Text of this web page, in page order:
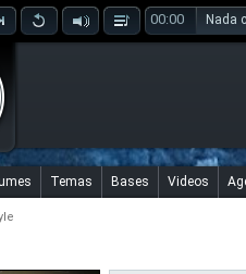
00:00 Nada
Temas Bases Videos